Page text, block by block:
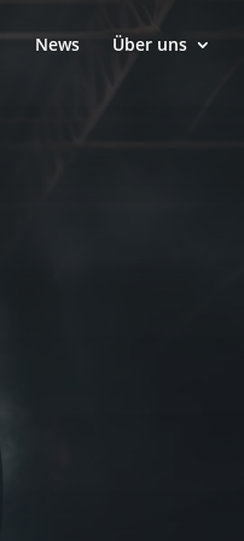
News Über uns